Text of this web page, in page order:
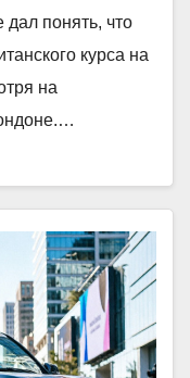
понять, что
курса на
на